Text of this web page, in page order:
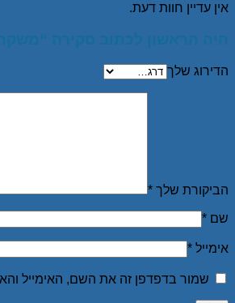
אין עדיין חוות דעת.
היה הראשון לכתוב סקירה “משקה אלוורה
הדירוג שלך
הביקורת שלך *
שם *
אימייל *
שמור בדפדפן זה את השם, האימייל